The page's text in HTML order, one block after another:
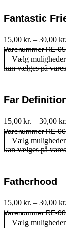
Fantastic
15,00 kr. – 30,00 kr.
VarenummerRE-
Vælg muligheder
kan vælges på
Far
15,00 kr. – 30,00 kr.
VarenummerRE-
Vælg muligheder
kan vælges på
Fatherhood
15,00 kr. – 30,00 kr.
VarenummerRE-
Vælg muligheder